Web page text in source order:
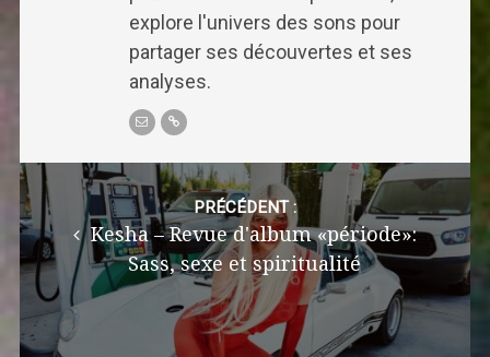
explore l'univers des sons pour
partager ses découvertes et ses
analyses.
Post
navigation
PRÉCÉDENT :
Kesha – Revue d'album «période»:
Sass, sexe et spiritualité